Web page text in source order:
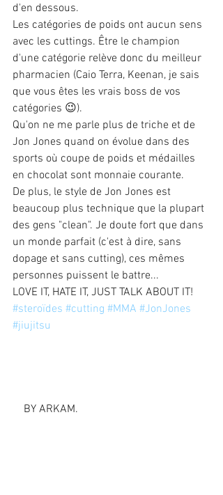
d'en dessous.
Les catégories de poids ont aucun sens
avec les cuttings. Être le champion
d'une catégorie relève donc du meilleur
pharmacien (Caio Terra, Keenan, je sais
que vous êtes les vrais boss de vos
catégories 😉).
Qu'on ne me parle plus de triche et de
Jon Jones quand on évolue dans des
sports où coupe de poids et médailles
en chocolat sont monnaie courante.
De plus, le style de Jon Jones est
beaucoup plus technique que la plupart
des gens "clean". Je doute fort que dans
un monde parfait (c'est à dire, sans
dopage et sans cutting), ces mêmes
personnes puissent le battre...
LOVE IT, HATE IT, JUST TALK ABOUT IT!
#steroïdes #cutting #MMA #JonJones
#jiujitsu
    BY ARKAM.